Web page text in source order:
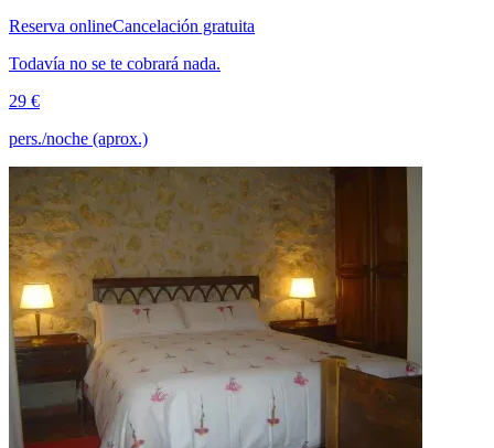
Reserva onlineCancelación gratuita
Todavía no se te cobrará nada.
29 €
pers./noche (aprox.)